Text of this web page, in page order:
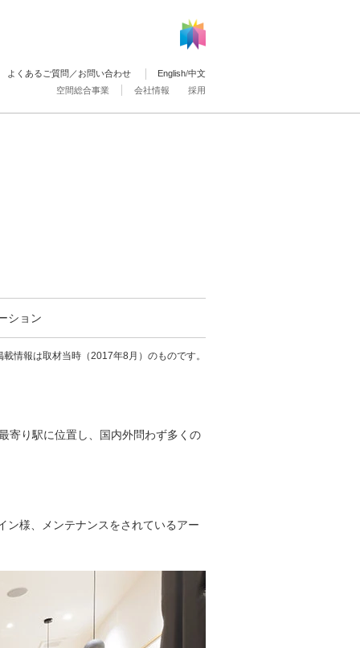
空間総合事業 会社情報 採用
よくあるご質問／お問い合わせ English/中文
ション
情報は取材当時（2017年8月）のものです。
寄り駅に位置し、国内外問わず多くの
ン様、メンテナンスをされているアー